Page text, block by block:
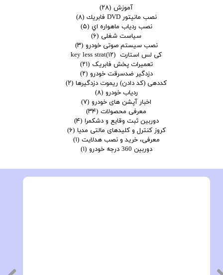
آموزش (۲۸)
نصب مانيتور DVD فابريك
(۸)
نصب ردياب ماهواره اي (۵)
سیاست شغلی (۶)
نصب سیستم صوتی خودرو (۳)
کی لس استارت key less strat (۱۲)
تعمیرات پخش فابریک (۲۱)
دزدگیر ضدسرقت خودرو (۲)
کددهی (کد دادن) ریموت دزدگیرها (۲)
ردیاب خودرو (۸)
اخبار آپشن های خودرو (۷)
معرفی محصولات (۳۴)
دوربین ثبت وقایع و دشکمرا (۴)
کروز کنترل و کلیدهای مالتی مدیا (۶)
معرفی، خرید و نصب هدلایت (۱)
دوربین 360 درجه خودرو
(۱)